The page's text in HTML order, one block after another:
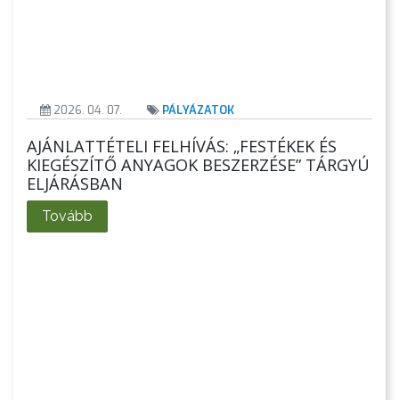
2026. 04. 07. PÁLYÁZATOK
AJÁNLATTÉTELI FELHÍVÁS: „FESTÉKEK ÉS
KIEGÉSZÍTŐ ANYAGOK BESZERZÉSE” TÁRGYÚ
ELJÁRÁSBAN
Tovább